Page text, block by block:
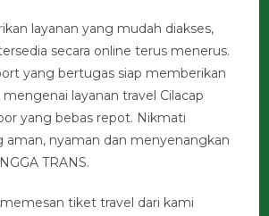
layanan yang mudah diakses,
secara online terus menerus.
yang bertugas siap memberikan
layanan travel Cilacap
yang bebas repot. Nikmati
aman, nyaman dan menyenangkan
TRANS.
tiket travel dari kami